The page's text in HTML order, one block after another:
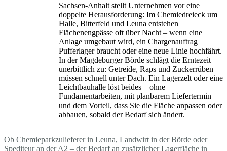
Sachsen-Anhalt stellt Unternehmen vor eine
doppelte Herausforderung: Im Chemiedreieck um
Halle, Bitterfeld und Leuna entstehen
Flächenengpässe oft über Nacht – wenn eine
Anlage umgebaut wird, ein Chargenauftrag
Pufferlager braucht oder eine neue Linie hochfährt.
In der Magdeburger Börde schlägt die Erntezeit
unerbittlich zu: Getreide, Raps und Zuckerrüben
müssen schnell unter Dach. Ein Lagerzelt oder eine
Leichtbauhalle löst beides – ohne
Fundamentarbeiten, mit planbarem Liefertermin
und dem Vorteil, dass Sie die Fläche anpassen oder
abbauen, sobald der Bedarf sich ändert.
Ob Chemieparkzulieferer in Leuna, Landwirt in der Börde oder
Spediteur an der A2 – der Bedarf an zusätzlicher Lagerfläche in